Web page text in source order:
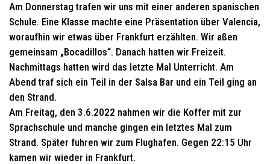
Am Donnerstag trafen wir uns mit einer anderen spanischen
Schule. Eine Klasse machte eine Präsentation über Valencia,
woraufhin wir etwas über Frankfurt erzählten. Wir aßen
gemeinsam „Bocadillos“. Danach hatten wir Freizeit.
Nachmittags hatten wird das letzte Mal Unterricht. Am
Abend traf sich ein Teil in der Salsa Bar und ein Teil ging an
den Strand.
Am Freitag, den 3.6.2022 nahmen wir die Koffer mit zur
Sprachschule und manche gingen ein letztes Mal zum
Strand. Später fuhren wir zum Flughafen. Gegen 22:15 Uhr
kamen wir wieder in Frankfurt.